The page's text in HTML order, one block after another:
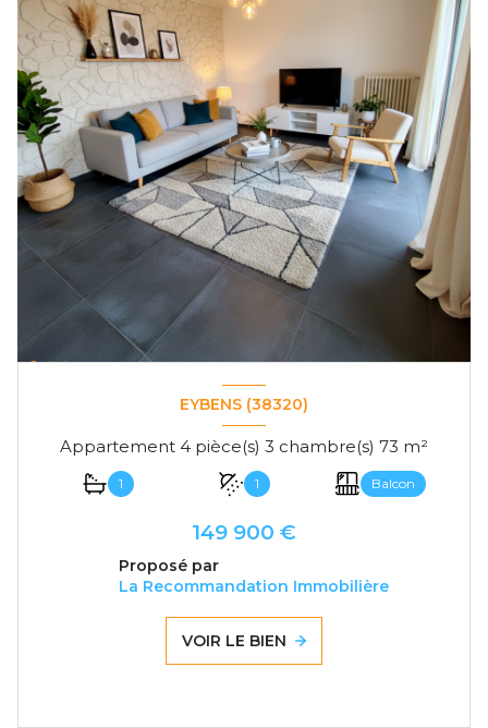
EYBENS (38320)
Appartement 4 pièce(s) 3 chambre(s) 73 m²
1 1 Balcon
149 900 €
Proposé par
La Recommandation Immobilière
VOIR LE BIEN